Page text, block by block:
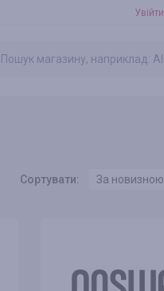
Увійти
Сортувати: За новизною